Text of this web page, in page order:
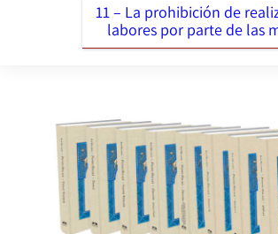
11 – La prohibición de
labores por parte de las